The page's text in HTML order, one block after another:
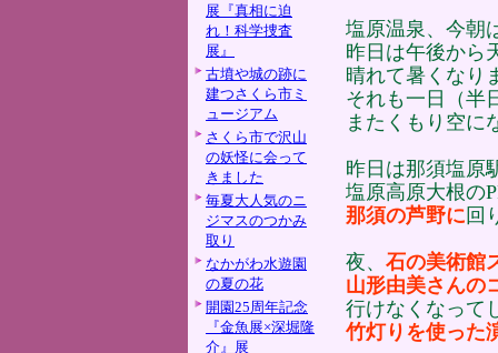
展『真相に迫
れ！科学捜査
展』
古墳や城の跡に
建つさくら市ミ
ュージアム
さくら市で沢山
の妖怪に会って
きました
毎夏大人気のニ
ジマスのつかみ
取り
なかがわ水遊園
の夏の花
開園25周年記念
『金魚展×深堀隆
介』展
塩原温泉、今朝
昨日は午後から
晴れて暑くなり
それも一日（半
またくもり空に
昨日は那須塩原
塩原高原大根の
那須の芦野に 回
夜、 石の美術館
山形由美さんの
行けなくなって
竹灯りを使った